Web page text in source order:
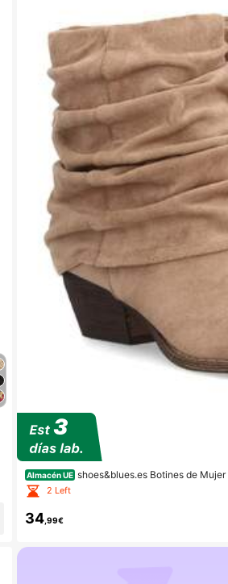
Almacén UE shoes&blues.es Botines de Mujer con Tacón, Elegantes y Confortables, con
era Redonda, Perfectos para Cualquier
2 Left
34,99€